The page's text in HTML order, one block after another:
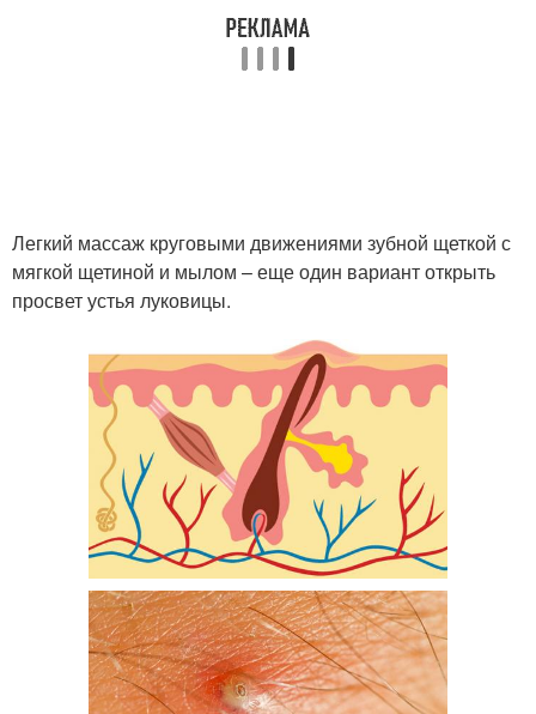
Легкий массаж круговыми движениями зубной щеткой с
мягкой щетиной и мылом – еще один вариант открыть
просвет устья луковицы.